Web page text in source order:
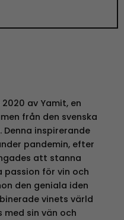
2020 av Yamit, en
från den svenska
Denna inspirerande
pandemin, efter
att stanna
passion för vin och
den geniala iden
vinets värld
med sin vän och